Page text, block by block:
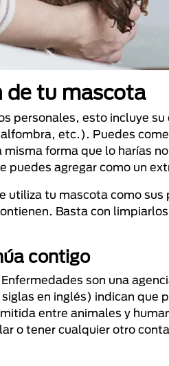
de tu mascota
personales, esto incluye
etc.). Puedes
forma que lo harías
puedes agregar como un
utiliza tu mascota como
Basta con
contigo
son una
en inglés) indican
entre animales y
o tener cualquier otro